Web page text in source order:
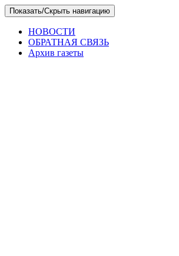
Skip
to
content
Показать/Скрыть навигацию
НОВОСТИ
ОБРАТНАЯ СВЯЗЬ
Архив газеты